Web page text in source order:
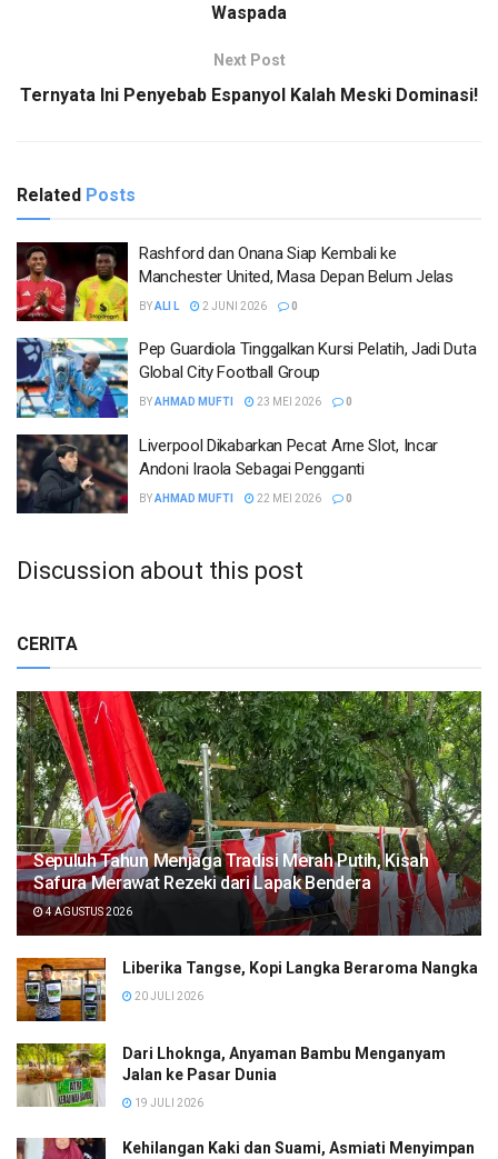
Waspada
Next Post
Ternyata Ini Penyebab Espanyol Kalah Meski Dominasi!
Related Posts
Rashford dan Onana Siap Kembali ke
Manchester United, Masa Depan Belum Jelas
BYALI L 2 JUNI 2026 0
Pep Guardiola Tinggalkan Kursi Pelatih, Jadi Duta
Global City Football Group
BYAHMAD MUFTI 23 MEI 2026 0
Liverpool Dikabarkan Pecat Arne Slot, Incar
Andoni Iraola Sebagai Pengganti
BYAHMAD MUFTI 22 MEI 2026 0
Discussion about this post
CERITA
Sepuluh Tahun Menjaga Tradisi Merah Putih, Kisah
Safura Merawat Rezeki dari Lapak Bendera
4 AGUSTUS 2026
Liberika Tangse, Kopi Langka Beraroma Nangka
20 JULI 2026
Dari Lhoknga, Anyaman Bambu Menganyam
Jalan ke Pasar Dunia
19 JULI 2026
Kehilangan Kaki dan Suami, Asmiati Menyimpan